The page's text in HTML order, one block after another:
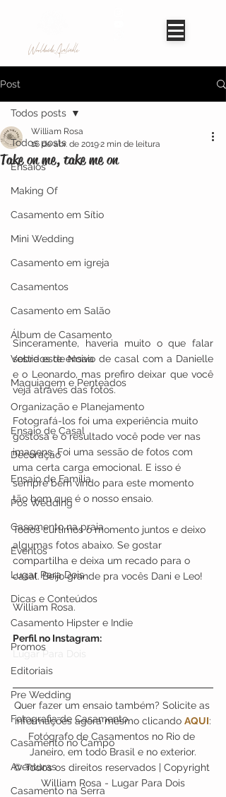
Worldwide Avaliable
Post
Todos posts
Ensaios
Making Of
Casamento em Sítio
Mini Wedding
Casamento em igreja
Casamentos
Casamento em Salão
Álbum de Casamento
Vestidos de Noiva
Maquiagem e Penteados
Organização e Planejamento
Ensaio de Casal
Decoração
Ensaio de Família
Pos Wedding
Casamento na praia
Eventos
Lugar Para Dois
Dicas e Conteúdos
Casamento Hipster e Indie
Promos
Editoriais
Pre Wedding
Fotografia de Casamento
Casamento no Campo
Aventuras
Casamento na Serra
Todos posts
Take on me, take me on
William Rosa
16 de abr. de 20192 min de leitura
Sinceramente, haveria muito o que falar
sobre este ensaio de casal com a Danielle
e o Leonardo, mas prefiro deixar que você
veja através das fotos.
Fotografá-los foi uma experiência muito
gostosa e o resultado você pode ver nas
imagens. Foi uma sessão de fotos com
uma certa carga emocional. E isso é
sempre bem vindo para este momento
tão bom que é o nosso ensaio.
Todos curtimos o momento juntos e deixo
algumas fotos abaixo. Se gostar
compartilha e deixa um recado para o
casal. Beijo grande pra vocês Dani e Leo!
William Rosa.​
Perfil no Instagram:
Lugar Para Dois
Quer fazer um ensaio também? Solicite as
informações agora mesmo clicando AQUI:
Fotógrafo de Casamentos no Rio de
Janeiro, em todo Brasil e no exterior.
© Todos os direitos reservados | Copyright
William Rosa - Lugar Para Dois